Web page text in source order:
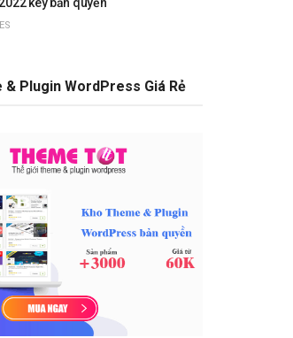
& Plugin WordPress Giá Rẻ